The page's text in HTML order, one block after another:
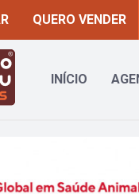
QUERO VENDER
INÍCIO